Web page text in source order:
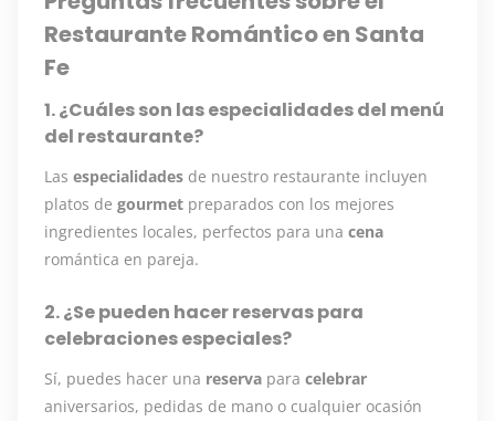
Restaurante Romántico en Santa
Fe
1. ¿Cuáles son las especialidades del menú
del restaurante?
Las especialidades de nuestro restaurante incluyen
platos de gourmet preparados con los mejores
ingredientes locales, perfectos para una cena
romántica en pareja.
2. ¿Se pueden hacer reservas para
celebraciones especiales?
Sí, puedes hacer una reserva para celebrar
aniversarios, pedidas de mano o cualquier ocasión